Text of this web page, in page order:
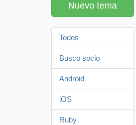
Nuevo tema
Todos
Busco socio
Android
iOS
Ruby